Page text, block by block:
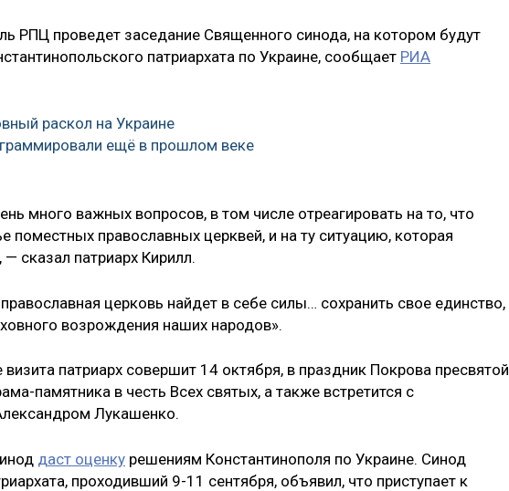
РПЦ проведет заседание Священного синода, на котором будут
патриархата по Украине, сообщает РИА
раскол на Украине
ещё в прошлом веке
много важных вопросов, в том числе отреагировать на то, что
поместных православных церквей, и на ту ситуацию, которая
сказал патриарх Кирилл.
церковь найдет в себе силы… сохранить свое единство,
возрождения наших народов».
патриарх совершит 14 октября, в праздник Покрова пресвятой
памятника в честь Всех святых, а также встретится с
Лукашенко.
даст оценку решениям Константинополя по Украине. Синод
проходивший 9-11 сентября, объявил, что приступает к